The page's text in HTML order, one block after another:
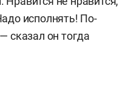
исполнять! По-
сказал он тогда